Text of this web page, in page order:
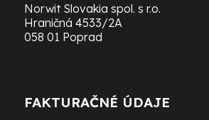
Norwit Slovakia spol. s r.o.
Hraničná 4533/2A
058 01 Poprad
FAKTURAČNÉ ÚDAJE